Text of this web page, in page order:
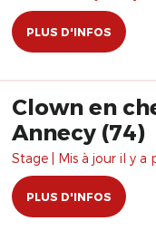
PLUS D'INFOS
Clown en
Annecy (74)
Stage | Mis à jour il y a
PLUS D'INFOS